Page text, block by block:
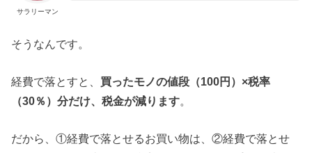
サラリーマン
そうなんです。
経費で落とすと、 買ったモノの値段（100円）×税率
（30％）分だけ、税金が減ります。
だから、①経費で落とせるお買い物は、②経費で落とせ